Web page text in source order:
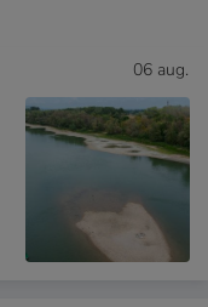
06 aug.